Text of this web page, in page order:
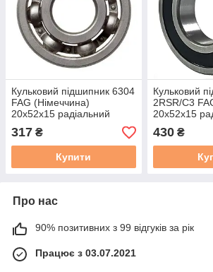
Кульковий підшипник 6304
FAG (Німеччина)
20x52x15 радіальний
317 ₴
Купити
Кульковий
2RSR/C3
20x52x15
430₴
Про нас
90% позитивних з 99 відгуків за рік
Працює з 03.07.2021